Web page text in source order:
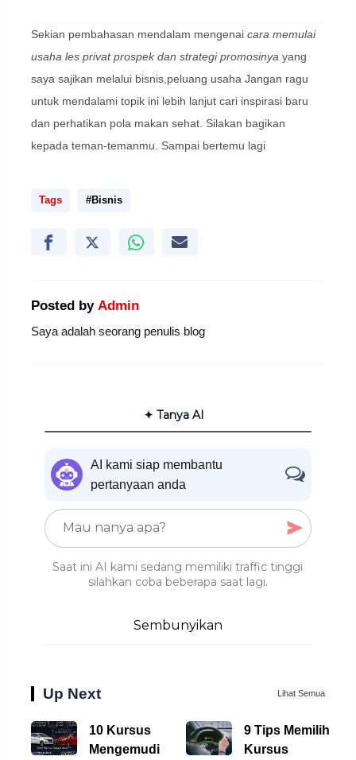
Sekian pembahasan mendalam mengenai cara memulai
usaha les privat prospek dan strategi promosinya yang
saya sajikan melalui bisnis,peluang usaha Jangan ragu
untuk mendalami topik ini lebih lanjut cari inspirasi baru
dan perhatikan pola makan sehat. Silakan bagikan
kepada teman-temanmu. Sampai bertemu lagi
Tags #Bisnis
Posted by Admin
Saya adalah seorang penulis blog
✦ Tanya AI
AI kami siap membantu
pertanyaan anda
Saat ini AI kami sedang memiliki traffic tinggi
silahkan coba beberapa saat lagi.
Sembunyikan
Up Next Lihat Semua
10 Kursus
Mengemudi
9 Tips Memilih
Kursus